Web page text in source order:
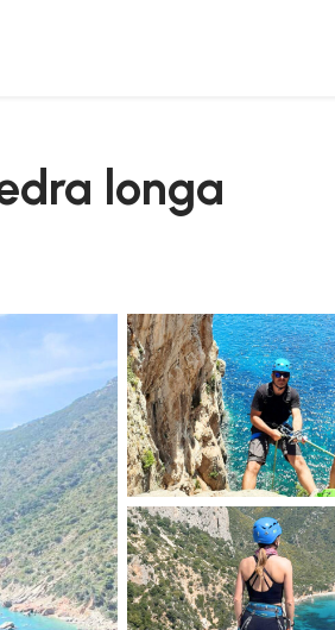
longa